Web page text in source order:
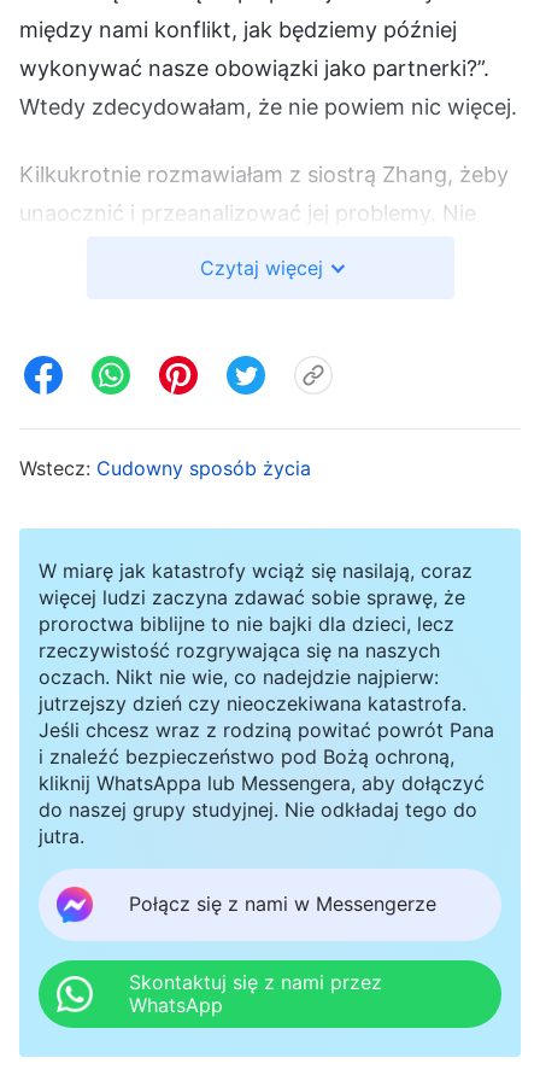
między nami konflikt, jak będziemy później
wykonywać nasze obowiązki jako partnerki?”.
Wtedy zdecydowałam, że nie powiem nic więcej.
Kilkukrotnie rozmawiałam z siostrą Zhang, żeby
unaocznić i przeanalizować jej problemy. Nie
praktycznej pracy. Wtedy zrozumiałam, że
kościoła i wejście w życie braci i sióstr. Zatem w
o odprawieniu siostry Zhang. Ale siostra Liu
powiedziała, że przekazała te doniesienia
naszym zwierzchnikom. I żebyśmy poczekały, aż
wszystko wyjaśnią, zanim ją odprawimy”. Ja
pomyślałam, że dzięki tym zgłoszeniom, jeśli
przyjrzymy się sytuacji, przekonamy się, że
siostra Zhang od dawna nie wykonuje
praktycznej pracy, obowiązki wypełnia po
łebkach i wypowiada jedynie frazesy i doktryny.
Wiemy, że jest fałszywą przywódczynią, więc
zgodnie z zasadami, trzeba odprawić ją jak
najszybciej”. W kościele była fałszywa
przywódczyni, a my, przywódczynie okręgu,
zamiast załatwić sprawę, przerzuciłyśmy to na
Czytaj więcej
Wstecz: Cudowny sposób życia
W miarę jak katastrofy wciąż się nasilają, coraz
więcej ludzi zaczyna zdawać sobie sprawę, że
proroctwa biblijne to nie bajki dla dzieci, lecz
rzeczywistość rozgrywająca się na naszych
oczach. Nikt nie wie, co nadejdzie najpierw:
jutrzejszy dzień czy nieoczekiwana katastrofa.
Jeśli chcesz wraz z rodziną powitać powrót Pana
i znaleźć bezpieczeństwo pod Bożą ochroną,
kliknij WhatsAppa lub Messengera, aby dołączyć
do naszej grupy studyjnej. Nie odkładaj tego do
jutra.
Połącz się z nami w Messengerze
Skontaktuj się z nami przez
WhatsApp